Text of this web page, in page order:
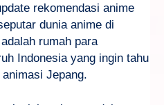
rekomendasi anime
dunia anime di
rumah para
Indonesia yang ingin tahu
Jepang.